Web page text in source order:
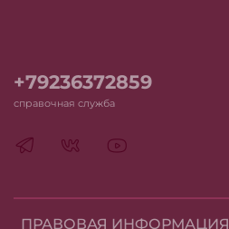
ПРАВОВАЯ ИНФОРМАЦИЯ
+79236372859
справочная служба